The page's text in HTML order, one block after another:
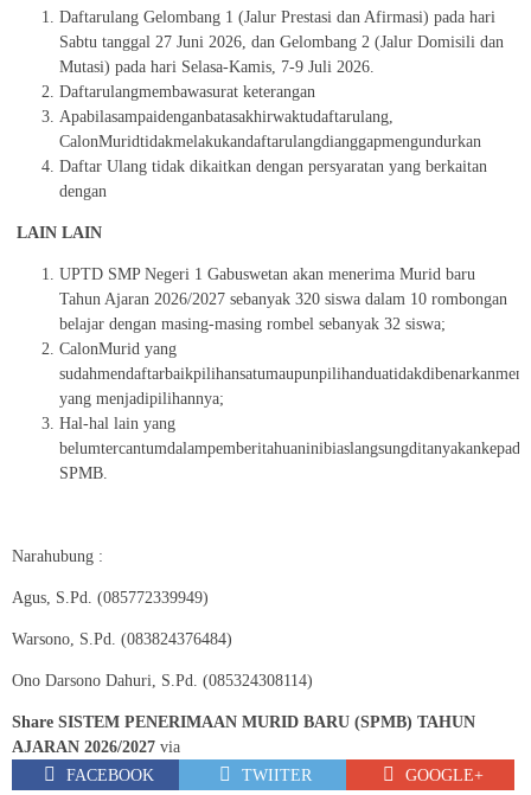
Daftarulang Gelombang 1 (Jalur Prestasi dan Afirmasi) pada hari
Sabtu tanggal 27 Juni 2026, dan Gelombang 2 (Jalur Domisili dan
Mutasi) pada hari Selasa-Kamis, 7-9 Juli 2026.
Daftarulangmembawasurat keterangan
Apabilasampaidenganbatasakhirwaktudaftarulang,
CalonMuridtidakmelakukandaftarulangdianggapmengundurkan
Daftar Ulang tidak dikaitkan dengan persyaratan yang berkaitan
dengan
LAIN LAIN
UPTD SMP Negeri 1 Gabuswetan akan menerima Murid baru
Tahun Ajaran 2026/2027 sebanyak 320 siswa dalam 10 rombongan
belajar dengan masing-masing rombel sebanyak 32 siswa;
CalonMurid yang
yang menjadipilihannya;
Hal-hal lain yang
SPMB.
Narahubung :
Agus, S.Pd. (085772339949)
Warsono, S.Pd. (083824376484)
Ono Darsono Dahuri, S.Pd. (085324308114)
Share SISTEM PENERIMAAN MURID BARU (SPMB) TAHUN
AJARAN 2026/2027 via
FACEBOOK
TWIITER GOOGLE+